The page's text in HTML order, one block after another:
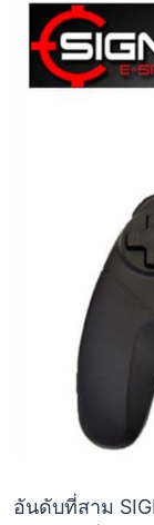
อันดับที่สาม